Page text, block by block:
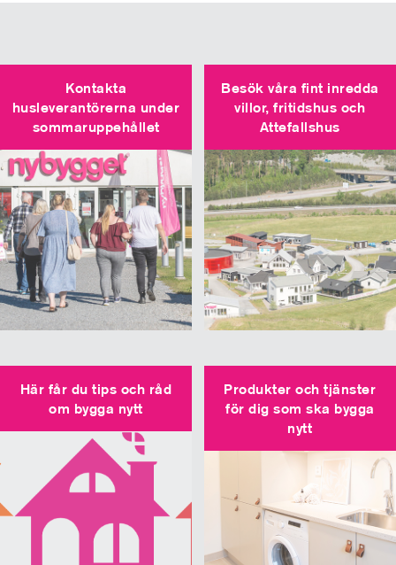
Kontakta
husleverantörerna under
sommaruppehållet
Besök våra fint inredda
villor, fritidshus och
Attefallshus
Här får du tips och råd
om bygga nytt
Produkter och tjänster
för dig som ska bygga
nytt